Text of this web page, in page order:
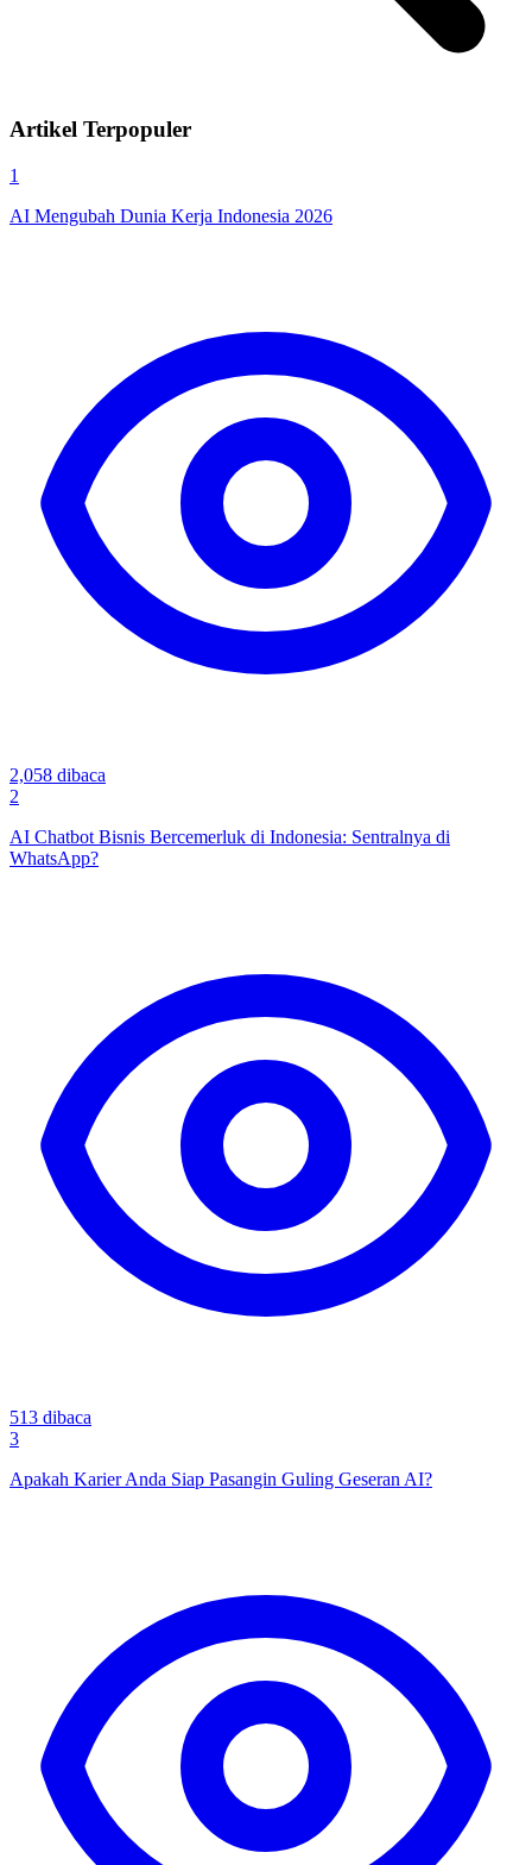
Artikel Terpopuler
1
AI Mengubah Dunia Kerja Indonesia 2026
2,058 dibaca
2
AI Chatbot Bisnis Bercemerluk di Indonesia: Sentralnya di
WhatsApp?
513 dibaca
3
Apakah Karier Anda Siap Pasangin Guling Geseran AI?